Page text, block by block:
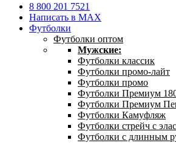
8 800 201 7521
Написать в MAX
Футболки
Футболки оптом
Мужские:
Футболки классик
Футболки промо-лайт
Футболки промо
Футболки Премиум
Футболки Премиум
Футболки Камуфляж
Футболки стрейч с
Футболки с длинным